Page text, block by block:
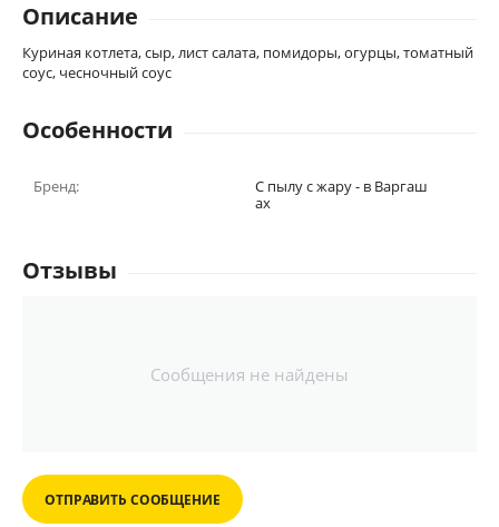
Описание
Куриная котлета, сыр, лист салата, помидоры, огурцы, томатный
соус, чесночный соус
Особенности
Бренд:
С пылу с жару - в Варгаш
ах
Отзывы
Сообщения не найдены
ОТПРАВИТЬ СООБЩЕНИЕ